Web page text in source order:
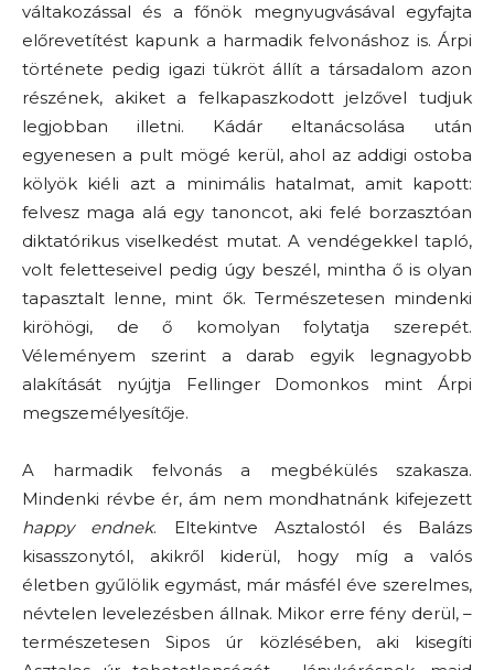
váltakozással és a főnök megnyugvásával egyfajta
előrevetítést kapunk a harmadik felvonáshoz is. Árpi
története pedig igazi tükröt állít a társadalom azon
részének, akiket a felkapaszkodott jelzővel tudjuk
legjobban illetni. Kádár eltanácsolása után
egyenesen a pult mögé kerül, ahol az addigi ostoba
kölyök kiéli azt a minimális hatalmat, amit kapott:
felvesz maga alá egy tanoncot, aki felé borzasztóan
diktatórikus viselkedést mutat. A vendégekkel tapló,
volt feletteseivel pedig úgy beszél, mintha ő is olyan
tapasztalt lenne, mint ők. Természetesen mindenki
kiröhögi, de ő komolyan folytatja szerepét.
Véleményem szerint a darab egyik legnagyobb
alakítását nyújtja Fellinger Domonkos mint Árpi
megszemélyesítője.
A harmadik felvonás a megbékülés szakasza.
Mindenki révbe ér, ám nem mondhatnánk kifejezett
happy endnek. Eltekintve Asztalostól és Balázs
kisasszonytól, akikről kiderül, hogy míg a valós
életben gyűlölik egymást, már másfél éve szerelmes,
névtelen levelezésben állnak. Mikor erre fény derül, –
természetesen Sipos úr közlésében, aki kisegíti